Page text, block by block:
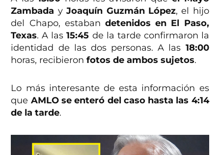
Zambada yJoaquín Guzmán López, el hijo
del Chapo, estaban detenidos en El Paso,
Texas. A las15:45 de la tarde confirmaron la
identidad de las dos personas. A las 18:00
horas, recibieronfotos de ambos sujetos.
Lo más interesante de esta información es
que AMLO se enteró del caso hasta las 4:14
de la tarde.